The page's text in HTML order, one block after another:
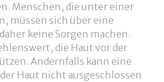
Menschen, die unter einer
müssen sich über eine
keine Sorgen machen.
die Haut vor der
Andernfalls kann eine
Haut nicht ausgeschlossen